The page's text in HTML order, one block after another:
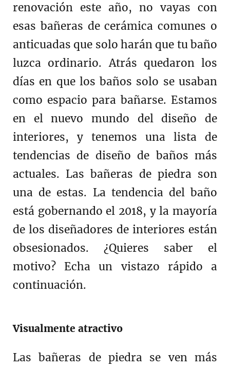
renovación este año, no vayas con
esas bañeras de cerámica comunes o
anticuadas que solo harán que tu baño
luzca ordinario. Atrás quedaron los
días en que los baños solo se usaban
como espacio para bañarse. Estamos
en el nuevo mundo del diseño de
interiores, y tenemos una lista de
tendencias de diseño de baños más
actuales. Las bañeras de piedra son
una de estas. La tendencia del baño
está gobernando el 2018, y la mayoría
de los diseñadores de interiores están
obsesionados. ¿Quieres saber el
motivo? Echa un vistazo rápido a
continuación.
Visualmente atractivo
Las bañeras de piedra se ven más